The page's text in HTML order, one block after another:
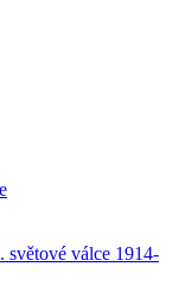
světové válce 1914-